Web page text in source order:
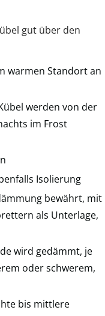
gut über den
warmen Standort an
werden von der
im Frost
Isolierung
bewährt, mit
als Unterlage,
wird gedämmt, je
oder schwerem,
bis mittlere